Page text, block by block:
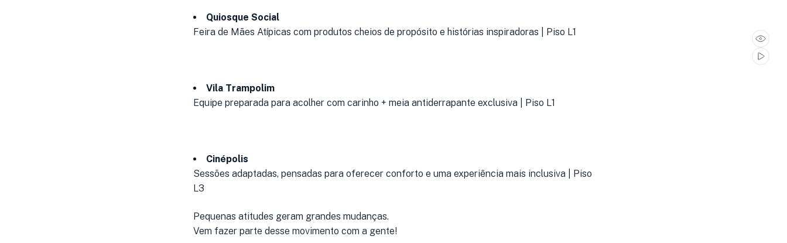
Quiosque Social
Feira de Mães Atípicas com produtos cheios de propósito e histórias inspiradoras | Piso L1
Vila Trampolim
Equipe preparada para acolher com carinho + meia antiderrapante exclusiva | Piso L1
Cinépolis
Sessões adaptadas, pensadas para oferecer conforto e uma experiência mais inclusiva | Piso
L3
Pequenas atitudes geram grandes mudanças.
Vem fazer parte desse movimento com a gente!